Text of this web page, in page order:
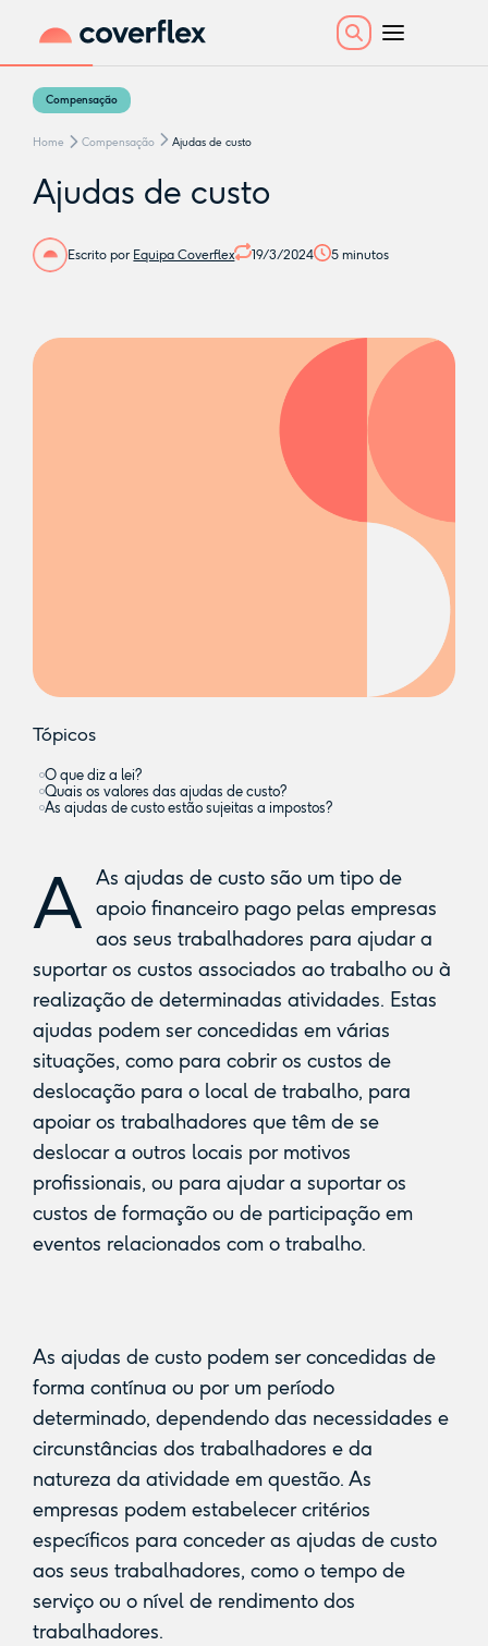
Compensação
Home Compensação Ajudas de custo
Ajudas de custo
Escrito por Equipa Coverflex 19/3/2024 5 minutos
Tópicos
O que diz a lei?
Quais os valores das ajudas de custo?
As ajudas de custo estão sujeitas a impostos?
A As ajudas de custo são um tipo de
apoio financeiro pago pelas empresas
aos seus trabalhadores para ajudar a
suportar os custos associados ao trabalho ou à
realização de determinadas atividades. Estas
ajudas podem ser concedidas em várias
situações, como para cobrir os custos de
deslocação para o local de trabalho, para
apoiar os trabalhadores que têm de se
deslocar a outros locais por motivos
profissionais, ou para ajudar a suportar os
custos de formação ou de participação em
eventos relacionados com o trabalho.
As ajudas de custo podem ser concedidas de
forma contínua ou por um período
determinado, dependendo das necessidades e
circunstâncias dos trabalhadores e da
natureza da atividade em questão. As
empresas podem estabelecer critérios
específicos para conceder as ajudas de custo
aos seus trabalhadores, como o tempo de
serviço ou o nível de rendimento dos
trabalhadores.